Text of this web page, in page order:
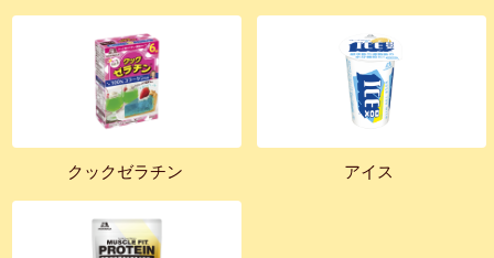
クックゼラチン アイス